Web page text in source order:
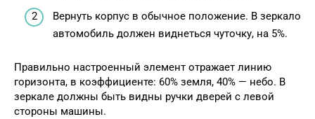
Вернуть корпус в обычное положение. В зеркало
автомобиль должен виднеться чуточку, на 5%.
Правильно настроенный элемент отражает линию
горизонта, в коэффициенте: 60% земля, 40% — небо. В
зеркале должны быть видны ручки дверей с левой
стороны машины.